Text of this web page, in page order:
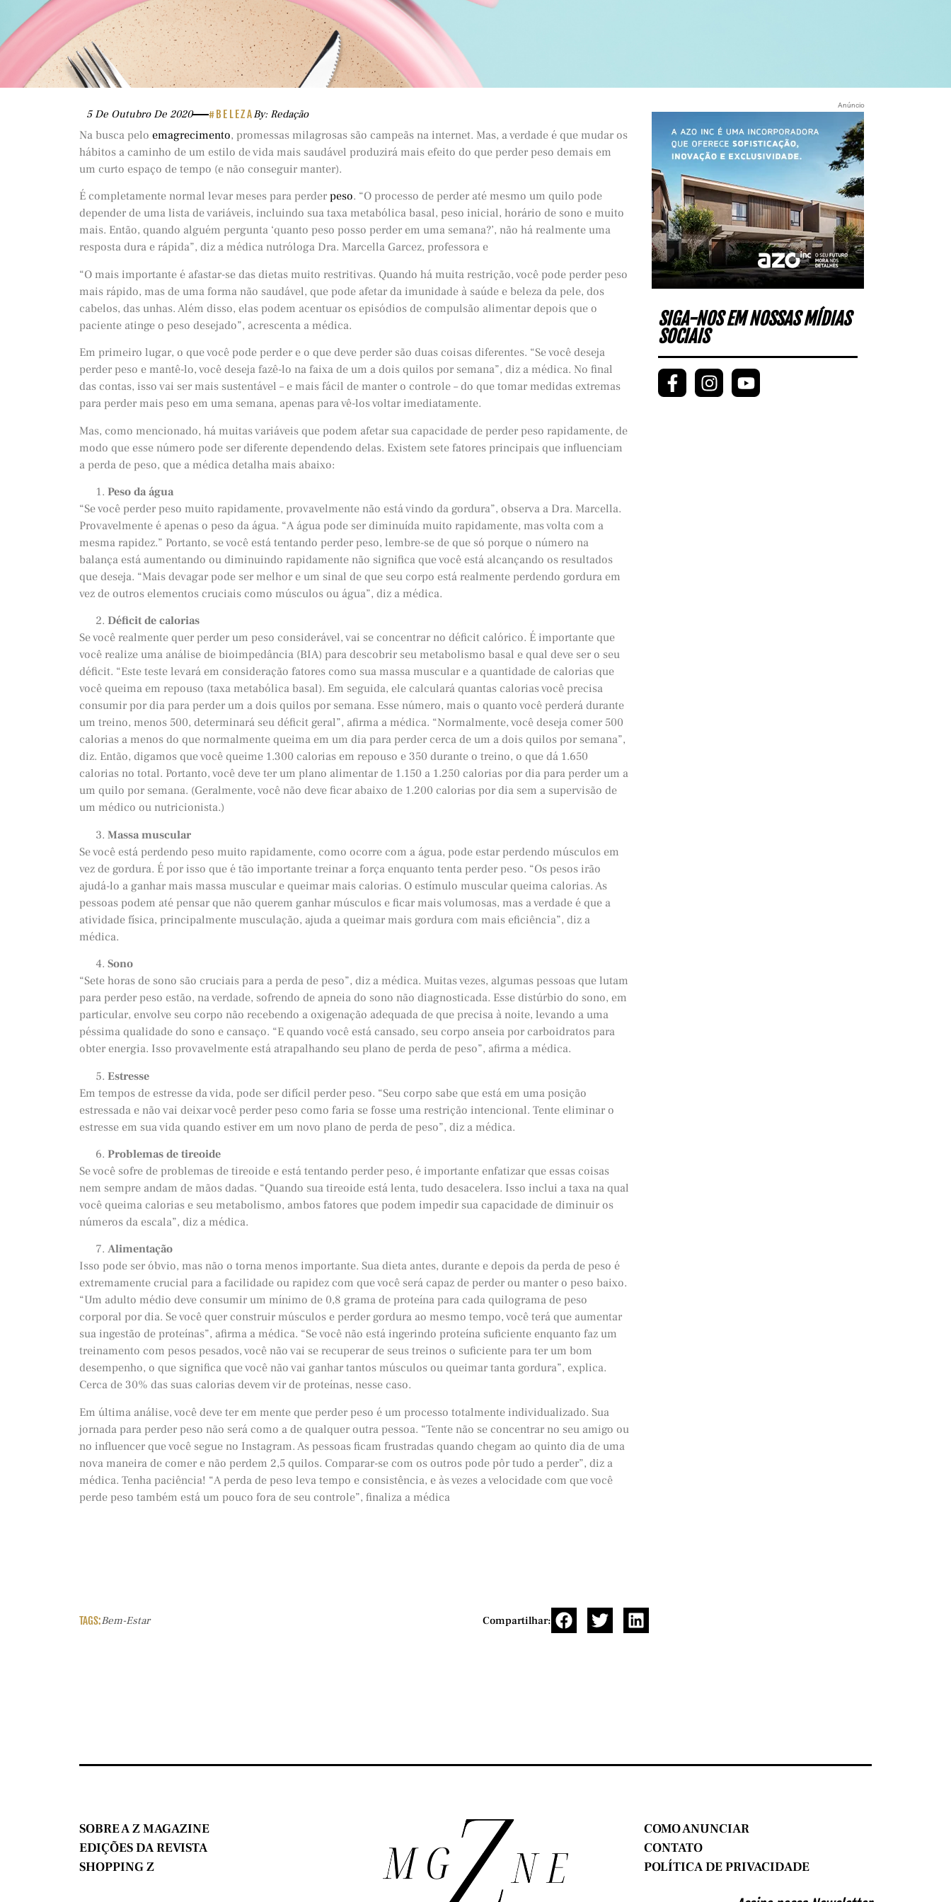
5 De Outubro De 2020 #BELEZABy: Redação
Na busca pelo emagrecimento, promessas milagrosas são campeãs na internet. Mas, a verdade é que mudar os
hábitos a caminho de um estilo de vida mais saudável produzirá mais efeito do que perder peso demais em
um curto espaço de tempo (e não conseguir manter).
É completamente normal levar meses para perder peso. “O processo de perder até mesmo um quilo pode
depender de uma lista de variáveis, incluindo sua taxa metabólica basal, peso inicial, horário de sono e muito
mais. Então, quando alguém pergunta ‘quanto peso posso perder em uma semana?’, não há realmente uma
resposta dura e rápida”, diz a médica nutróloga Dra. Marcella Garcez, professora e
“O mais importante é afastar-se das dietas muito restritivas. Quando há muita restrição, você pode perder peso
mais rápido, mas de uma forma não saudável, que pode afetar da imunidade à saúde e beleza da pele, dos
cabelos, das unhas. Além disso, elas podem acentuar os episódios de compulsão alimentar depois que o
paciente atinge o peso desejado”, acrescenta a médica.
Em primeiro lugar, o que você pode perder e o que deve perder são duas coisas diferentes. “Se você deseja
perder peso e mantê-lo, você deseja fazê-lo na faixa de um a dois quilos por semana”, diz a médica. No final
das contas, isso vai ser mais sustentável – e mais fácil de manter o controle – do que tomar medidas extremas
para perder mais peso em uma semana, apenas para vê-los voltar imediatamente.
Mas, como mencionado, há muitas variáveis que podem afetar sua capacidade de perder peso rapidamente, de
modo que esse número pode ser diferente dependendo delas. Existem sete fatores principais que influenciam
a perda de peso, que a médica detalha mais abaixo:
Peso da água
“Se você perder peso muito rapidamente, provavelmente não está vindo da gordura”, observa a Dra. Marcella.
Provavelmente é apenas o peso da água. “A água pode ser diminuída muito rapidamente, mas volta com a
mesma rapidez.” Portanto, se você está tentando perder peso, lembre-se de que só porque o número na
balança está aumentando ou diminuindo rapidamente não significa que você está alcançando os resultados
que deseja. “Mais devagar pode ser melhor e um sinal de que seu corpo está realmente perdendo gordura em
vez de outros elementos cruciais como músculos ou água”, diz a médica.
Déficit de calorias
Se você realmente quer perder um peso considerável, vai se concentrar no déficit calórico. É importante que
você realize uma análise de bioimpedância (BIA) para descobrir seu metabolismo basal e qual deve ser o seu
déficit. “Este teste levará em consideração fatores como sua massa muscular e a quantidade de calorias que
você queima em repouso (taxa metabólica basal). Em seguida, ele calculará quantas calorias você precisa
consumir por dia para perder um a dois quilos por semana. Esse número, mais o quanto você perderá durante
um treino, menos 500, determinará seu déficit geral”, afirma a médica. “Normalmente, você deseja comer 500
calorias a menos do que normalmente queima em um dia para perder cerca de um a dois quilos por semana”,
diz. Então, digamos que você queime 1.300 calorias em repouso e 350 durante o treino, o que dá 1.650
calorias no total. Portanto, você deve ter um plano alimentar de 1.150 a 1.250 calorias por dia para perder um a
um quilo por semana. (Geralmente, você não deve ficar abaixo de 1.200 calorias por dia sem a supervisão de
um médico ou nutricionista.)
Massa muscular
Se você está perdendo peso muito rapidamente, como ocorre com a água, pode estar perdendo músculos em
vez de gordura. É por isso que é tão importante treinar a força enquanto tenta perder peso. “Os pesos irão
ajudá-lo a ganhar mais massa muscular e queimar mais calorias. O estímulo muscular queima calorias. As
pessoas podem até pensar que não querem ganhar músculos e ficar mais volumosas, mas a verdade é que a
atividade física, principalmente musculação, ajuda a queimar mais gordura com mais eficiência”, diz a
médica.
Sono
“Sete horas de sono são cruciais para a perda de peso”, diz a médica. Muitas vezes, algumas pessoas que lutam
para perder peso estão, na verdade, sofrendo de apneia do sono não diagnosticada. Esse distúrbio do sono, em
particular, envolve seu corpo não recebendo a oxigenação adequada de que precisa à noite, levando a uma
péssima qualidade do sono e cansaço. “E quando você está cansado, seu corpo anseia por carboidratos para
obter energia. Isso provavelmente está atrapalhando seu plano de perda de peso”, afirma a médica.
Estresse
Em tempos de estresse da vida, pode ser difícil perder peso. “Seu corpo sabe que está em uma posição
estressada e não vai deixar você perder peso como faria se fosse uma restrição intencional. Tente eliminar o
estresse em sua vida quando estiver em um novo plano de perda de peso”, diz a médica.
Problemas de tireoide
Se você sofre de problemas de tireoide e está tentando perder peso, é importante enfatizar que essas coisas
nem sempre andam de mãos dadas. “Quando sua tireoide está lenta, tudo desacelera. Isso inclui a taxa na qual
você queima calorias e seu metabolismo, ambos fatores que podem impedir sua capacidade de diminuir os
números da escala”, diz a médica.
Alimentação
Isso pode ser óbvio, mas não o torna menos importante. Sua dieta antes, durante e depois da perda de peso é
extremamente crucial para a facilidade ou rapidez com que você será capaz de perder ou manter o peso baixo.
“Um adulto médio deve consumir um mínimo de 0,8 grama de proteína para cada quilograma de peso
corporal por dia. Se você quer construir músculos e perder gordura ao mesmo tempo, você terá que aumentar
sua ingestão de proteínas”, afirma a médica. “Se você não está ingerindo proteína suficiente enquanto faz um
treinamento com pesos pesados, você não vai se recuperar de seus treinos o suficiente para ter um bom
desempenho, o que significa que você não vai ganhar tantos músculos ou queimar tanta gordura”, explica.
Cerca de 30% das suas calorias devem vir de proteínas, nesse caso.
Em última análise, você deve ter em mente que perder peso é um processo totalmente individualizado. Sua
jornada para perder peso não será como a de qualquer outra pessoa. “Tente não se concentrar no seu amigo ou
no influencer que você segue no Instagram. As pessoas ficam frustradas quando chegam ao quinto dia de uma
nova maneira de comer e não perdem 2,5 quilos. Comparar-se com os outros pode pôr tudo a perder”, diz a
médica. Tenha paciência! “A perda de peso leva tempo e consistência, e às vezes a velocidade com que você
perde peso também está um pouco fora de seu controle”, finaliza a médica
Anúncio
SIGA-NOS EM NOSSAS MÍDIAS
SOCIAIS
TAGS:Bem-Estar Compartilhar:
SOBRE A Z MAGAZINE
EDIÇÕES DA REVISTA
SHOPPING Z
COMO ANUNCIAR
CONTATO
POLÍTICA DE PRIVACIDADE